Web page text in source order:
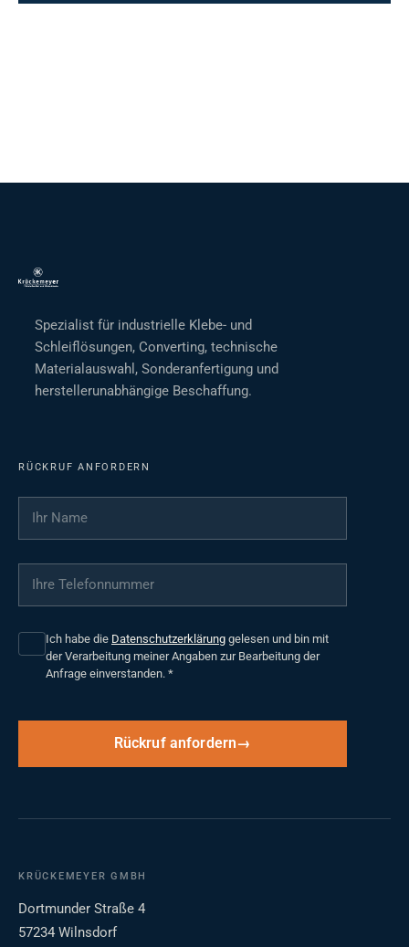
Spezialist für industrielle Klebe- und
Schleiflösungen, Converting, technische
Materialauswahl, Sonderanfertigung und
herstellerunabhängige Beschaffung.
RÜCKRUF ANFORDERN
Ihr Name
Ihre Telefonnummer
Ich habe die Datenschutzerklärung gelesen und bin mit
der Verarbeitung meiner Angaben zur Bearbeitung der
Anfrage einverstanden. *
Rückruf anfordern
KRÜCKEMEYER GMBH
Dortmunder Straße 4
57234 Wilnsdorf